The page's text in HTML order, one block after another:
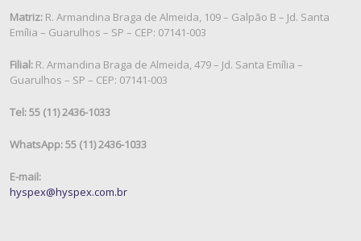
Matriz: R. Armandina Braga de Almeida, 109 – Galpão B – Jd. Santa
Emília – Guarulhos – SP – CEP: 07141-003
Filial: R. Armandina Braga de Almeida, 479 – Jd. Santa Emília –
Guarulhos – SP – CEP: 07141-003
Tel: 55 (11) 2436-1033
WhatsApp: 55 (11) 2436-1033
E-mail:
hyspex@hyspex.com.br